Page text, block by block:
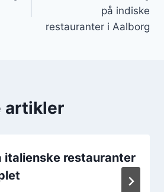
på indiske
restauranter i Aalborg
artikler
italienske restauranter